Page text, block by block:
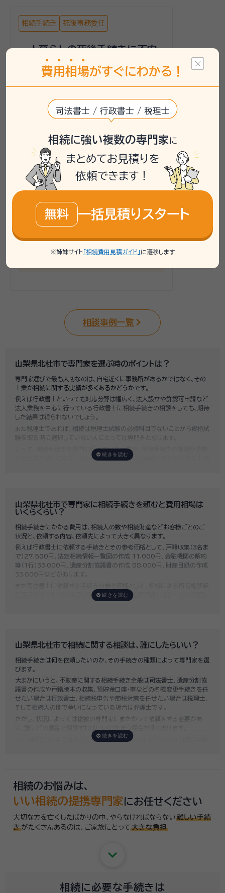
相続手続き 死後事務委任
一人暮らしの死後手続きに不安
を感じる方へ
82歳で山梨県にお住まいの相談者は、頼る
人がいない一人暮らしで死後の手続きに不
安を感じていました。アパート住まいで、資
産は主に預金であり、不動産は所有していな
検討しており、相場が30万から50万と聞い
て心配されていました。
いい相続では、まずご自身の状況を整理し、
専門家と直接相談できる無料相談を案内し
ました。行政書士が担当し、具体的な手続き
内容や費用について確認することをお勧め
しました。
連携士業：
大木行政書士事務所
相談事例一覧
山梨県北杜市で専門家を選ぶ時のポイントは？
専門家選びで最も大切なのは、自宅近くに事務所があるかではなく、その
士業が相続に関する実績が多くあるかどうかです。
例えば行政書士といっても対応分野は幅広く、法人設立や許認可申請など
法人業務を中心に行っている行政書士に相続手続きの相談をしても、期待
した結果は得られないでしょう。
また税理士であれば、相続は税理士試験の必修科目でないことから資格試
験を取る時に選択していない人にとっては専門外となります。
よって、相続手続きを専門に行っている士業や、相続手続きの実績が多数
ある士業を選ぶことが、スムーズで間違いのない相続手続きのために非常
山梨県北杜市で専門家に相続手続きを頼むと費用相場は
いくらくらい？
相続手続きにかかる費用は、相続人の数や相続財産などお客様ごとのご
状況と、依頼する内容、依頼先によって大きく異なります。
例えば行政書士に依頼する手続きとその参考価格として、戸籍収集（3名ま
で）27,500円、法定相続情報一覧図の作成 11,000円、金融機関の解約
等（1行）33,000円、遺産分割協議書の作成 88,000円、財産目録の作成
33,000円などがあります。
登記手続きで「土地1筆及び建物1棟（固定資産評価額の合計1,000万円）
せると100万円近くかそれ以上費用がかかってしまう場合もあるなど、非
いい相続では、お客様ごとに必要な相続手続きを明らかにし、無料で見積
もり をお出ししております。予算に合わせてご自身で対応できないものの
み依頼することも可能ですので、まずはお気軽にご相談ください。
山梨県北杜市で相続に関する相談は、誰にしたらいい？
相続手続きは何を依頼したいのか、その手続きの種類によって専門家を選
びます。
大まかにいうと、不動産に関する相続手続き全般は司法書士 、遺産分割協
議書の作成や戸籍謄本の収集、預貯金口座・車などの名義変更手続きを任
せたい場合は行政書士 、相続税申告や節税対策を任せたい場合は税理士
そして相続人の間で争いになっている場合は弁護士です。
ただし、状況によっては複数の専門家にまたがって依頼をする必要があ
いい相続では「誰に相談したらいいかわからない」「いきなり専門家に連絡
相続のお悩みは、
いい相続の提携専門家にお任せください
大切な方を亡くしたばかりの中、やらなければならない 難しい手続
き がたくさんあるのは、 ご家族にとって 大きな負担
keyboard_arrow_down
相続に必要な手続きは
費用 相場がすぐにわかる！
司法書士 / 行政書士 / 税理士
相続に強い複数の専門家に
まとめてお見積りを
依頼できます！
無料 一括見積りスタート
※姉妹サイト 「相続費用見積ガイド」 に遷移します